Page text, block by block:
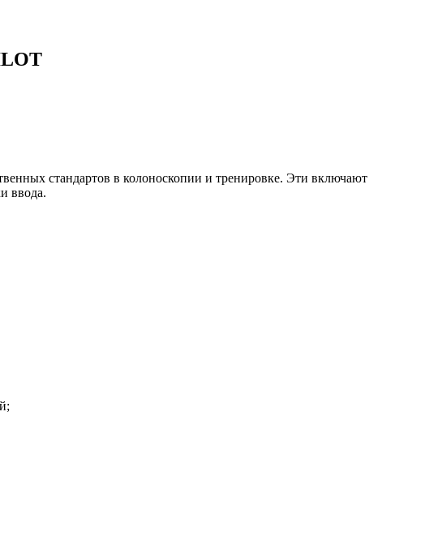
стандартов в колоноскопии и тренировке. Эти включают
ввода.